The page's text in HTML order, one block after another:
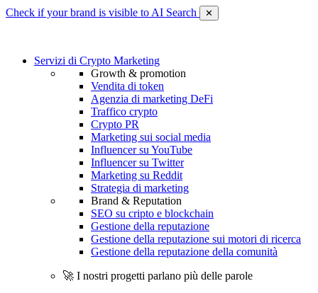
Check if your brand is visible to AI Search ✕
Servizi di Crypto Marketing
Growth & promotion
Vendita di token
Agenzia di marketing DeFi
Traffico crypto
Crypto PR
Marketing sui social media
Influencer su YouTube
Influencer su Twitter
Marketing su Reddit
Strategia di marketing
Brand & Reputation
SEO su cripto e blockchain
Gestione della reputazione
Gestione della reputazione sui motori di ricerca
Gestione della reputazione della comunità
🚀 I nostri progetti parlano più delle parole